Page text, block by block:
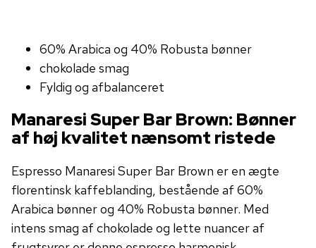
60% Arabica og 40% Robusta bønner
chokolade smag
Fyldig og afbalanceret
Manaresi Super Bar Brown: Bønner
af høj kvalitet nænsomt ristede
Espresso Manaresi Super Bar Brown er en ægte
florentinsk kaffeblanding, bestående af 60%
Arabica bønner og 40% Robusta bønner. Med
intens smag af chokolade og lette nuancer af